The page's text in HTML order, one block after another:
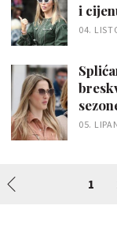
i
04.
05.
1